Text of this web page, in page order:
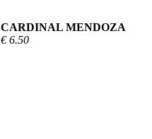
CARDINAL MENDOZA
€ 6.50